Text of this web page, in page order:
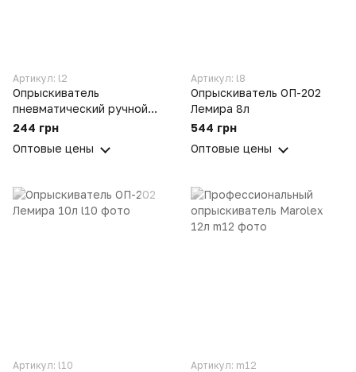
Артикул: l2
Опрыскиватель
пневматический ручной
ОП-301 Лемира 2л
244 грн
Оптовые цены
Артикул: l8
Опрыскиватель ОП-202
Лемира 8л
544 грн
Оптовые цены
Артикул: l10 Артикул: m12